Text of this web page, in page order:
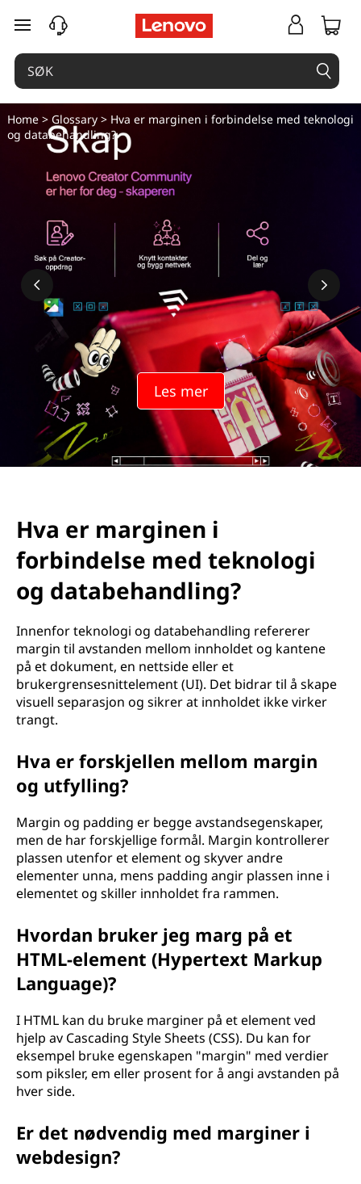
gå til hovedinnhold
Les mer
Home> Glossary> Hva er marginen i forbindelse med teknologi
og databehandling?
Hva er marginen i
forbindelse med teknologi
og databehandling?
Innenfor teknologi og databehandling refererer
margin til avstanden mellom innholdet og kantene
på et dokument, en nettside eller et
brukergrensesnittelement (UI). Det bidrar til å skape
visuell separasjon og sikrer at innholdet ikke virker
trangt.
Hva er forskjellen mellom margin
og utfylling?
Margin og padding er begge avstandsegenskaper,
men de har forskjellige formål. Margin kontrollerer
plassen utenfor et element og skyver andre
elementer unna, mens padding angir plassen inne i
elementet og skiller innholdet fra rammen.
Hvordan bruker jeg marg på et
HTML-element (Hypertext Markup
Language)?
I HTML kan du bruke marginer på et element ved
hjelp av Cascading Style Sheets (CSS). Du kan for
eksempel bruke egenskapen "margin" med verdier
som piksler, em eller prosent for å angi avstanden på
hver side.
Er det nødvendig med marginer i
webdesign?